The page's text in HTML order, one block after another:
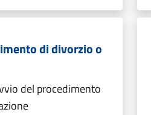
di divorzio o
del procedimento